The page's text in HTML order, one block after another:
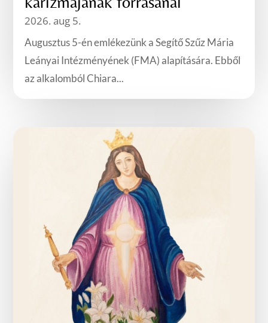
2026. aug 5.
Augusztus 5-én emlékezünk a Segítő Szűz Mária
Leányai Intézményének (FMA) alapítására. Ebből
az alkalomból Chiara...